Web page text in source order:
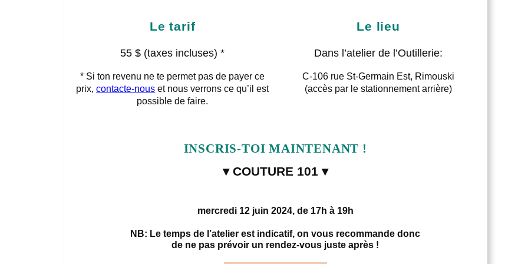
Le tarif
55 $ (taxes incluses) *
* Si ton revenu ne te permet pas de payer ce
prix,contacte-nous et nous verrons ce qu’il est
possible de faire.
Le lieu
Dans l’atelier de l’Outillerie:
C-106 rue St-Germain Est, Rimouski
(accès par le stationnement arrière)
INSCRIS-TOI MAINTENANT !
▾ COUTURE 101 ▾
mercredi 12 juin 2024, de 17h à 19h
NB: Le temps de l’atelier est indicatif, on vous recommande donc
de ne pas prévoir un rendez-vous juste après !